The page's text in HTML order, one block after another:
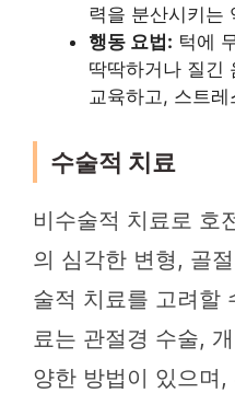
력을 분산시키는
행동 요법: 턱에
딱딱하거나 질긴
교육하고, 스트
수술적 치료
비수술적 치료로 호
의 심각한 변형, 골
술적 치료를 고려할
료는 관절경 수술,
양한 방법이 있으며